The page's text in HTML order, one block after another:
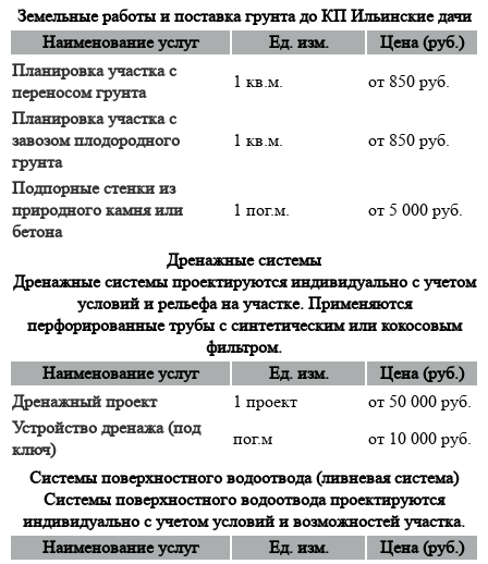
Земельные работы и поставка грунта до КП Ильинские дачи
Наименование услуг
Ед. изм.
Цена (руб.)
Планировка участка с
переносом грунта
1 кв.м.
от 850 руб.
Планировка участка с
завозом плодородного
грунта
1 кв.м. от 850 руб.
Подпорные стенки из
природного камня или
бетона
1 пог.м. от 5 000 руб.
Дренажные системы
Дренажные системы проектируются индивидуально с учетом
условий и рельефа на участке. Применяются
перфорированные трубы с синтетическим или кокосовым
фильтром.
Наименование услуг
Ед. изм.
Цена (руб.)
Дренажный проект
1 проект
от 50 000 руб.
Устройство дренажа (под
ключ)
пог.м
от 10 000 руб.
Системы поверхностного водоотвода (ливневая система)
Системы поверхностного водоотвода проектируются
индивидуально с учетом условий и возможностей участка.
Наименование услуг
Ед. изм.
Цена (руб.)